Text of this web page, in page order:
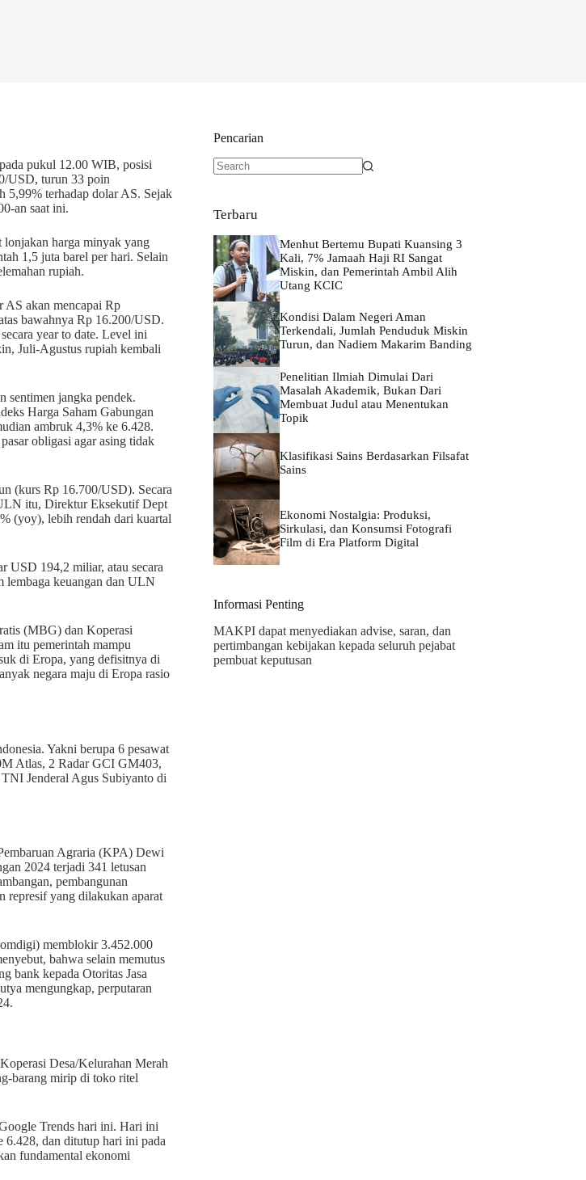
pukul 12.00 WIB, posisi
USD, turun 33 poin
5,99% terhadap dolar AS. Sejak
an saat ini.
lonjakan harga minyak yang
1,5 juta barel per hari. Selain
rupiah.
akan mencapai Rp
bawahnya Rp 16.200/USD.
year to date. Level ini
Juli-Agustus rupiah kembali
sentimen jangka pendek.
Harga Saham Gabungan
ambruk 4,3% ke 6.428.
obligasi agar asing tidak
(kurs Rp 16.700/USD). Secara
itu, Direktur Eksekutif Dept
(yoy), lebih rendah dari kuartal
USD 194,2 miliar, atau secara
lembaga keuangan dan ULN
(MBG) dan Koperasi
itu pemerintah mampu
di Eropa, yang defisitnya di
negara maju di Eropa rasio
Yakni berupa 6 pesawat
Atlas, 2 Radar GCI GM403,
Jenderal Agus Subiyanto di
Agraria (KPA) Dewi
2024 terjadi 341 letusan
pembangunan
represif yang dilakukan aparat
memblokir 3.452.000
bahwa selain memutus
bank kepada Otoritas Jasa
mengungkap, perputaran
Desa/Kelurahan Merah
barang mirip di toko ritel
Trends hari ini. Hari ini
dan ditutup hari ini pada
fundamental ekonomi
Pencarian
Terbaru
Menhut Bertemu Bupati Kuansing 3
Kali, 7% Jamaah Haji RI Sangat
Miskin, dan Pemerintah Ambil Alih
Utang KCIC
Kondisi Dalam Negeri Aman
Terkendali, Jumlah Penduduk Miskin
Turun, dan Nadiem Makarim Banding
Penelitian Ilmiah Dimulai Dari
Masalah Akademik, Bukan Dari
Membuat Judul atau Menentukan
Topik
Klasifikasi Sains Berdasarkan Filsafat
Sains
Ekonomi Nostalgia: Produksi,
Sirkulasi, dan Konsumsi Fotografi
Film di Era Platform Digital
Informasi Penting
MAKPI dapat menyediakan advise, saran, dan
pertimbangan kebijakan kepada seluruh pejabat
pembuat keputusan